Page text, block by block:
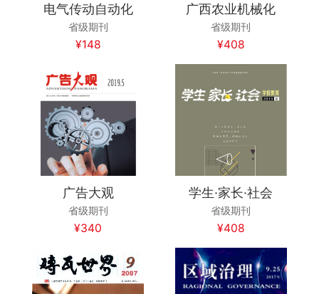
电气传动自动化
省级期刊
¥148
广西农业机械化
省级期刊
¥408
广告大观
省级期刊
¥340
学生·家长·社会
省级期刊
¥408